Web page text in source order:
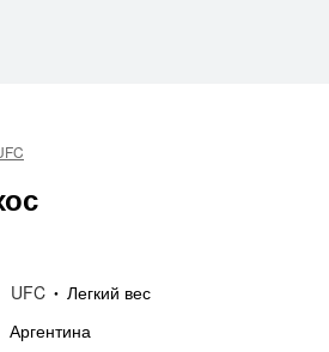
и Евлоев возглавят турнир UFC
UFC • Легкий вес
Аргентина